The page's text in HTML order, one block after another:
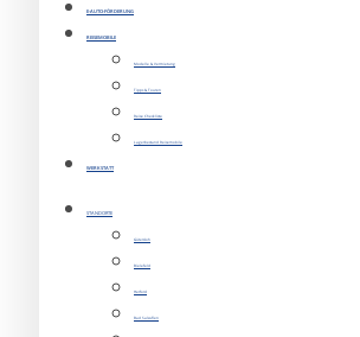
E-AUTO-FÖRDERUNG
REISEMOBILE
Modelle & Vermietung
Tipps & Touren
Reise Checkliste
Lagerbestand Reisemobile
WERKSTATT
STANDORTE
Gütersloh
Bielefeld
Herford
Bad Salzuflen